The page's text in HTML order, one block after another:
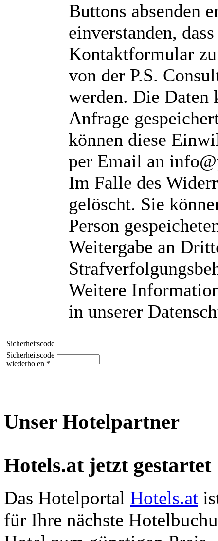
Buttons absenden
einverstanden,
Kontaktformular
von der P.S.
werden. Die Daten
Anfrage
können diese
per Email an
Im Falle des
gelöscht. Sie
Person
Weitergabe an
Weitere
in unserer
Sicherheitscode
Sicherheitscode
wiederholen *
Unser Hotelpartner
Hotels.at jetzt gestartet
Das Hotelportal Hotels.at
für Ihre nächste